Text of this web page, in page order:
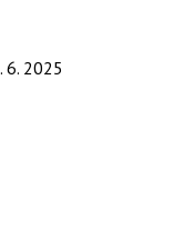
6. 2025